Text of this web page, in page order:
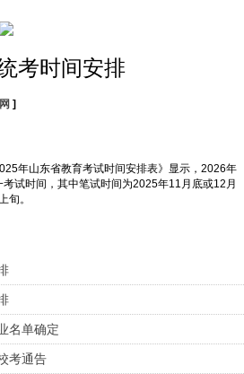
考时间安排
]
年山东省教育考试时间安排表》显示，2026年
试时间，其中笔试时间为2025年11月底或12月
旬。
名单确定
考通告